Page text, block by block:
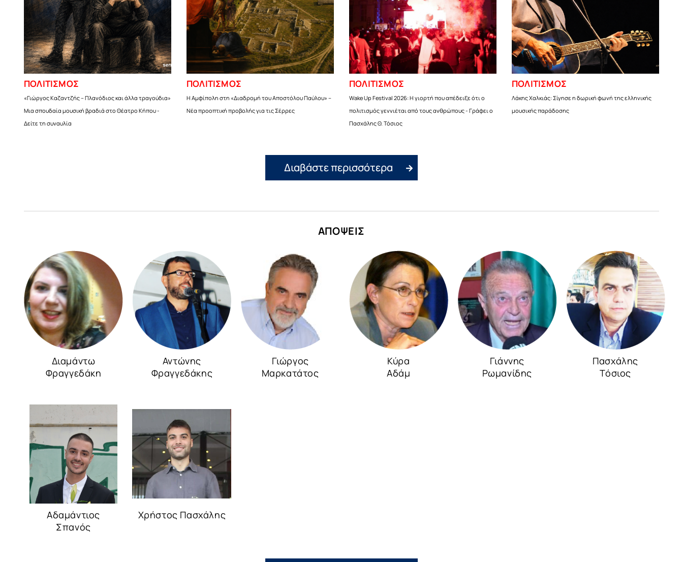
ΠΟΛΙΤΙΣΜΟΣ
«Γιώργος Καζαντζής – Πλανόδιος και άλλα τραγούδια»
Μια σπουδαία μουσική βραδιά στο Θέατρο Κήπου -
Δείτε τη συναυλία
ΠΟΛΙΤΙΣΜΟΣ
Η Αμφίπολη στη «Διαδρομή του Αποστόλου Παύλου» –
Νέα προοπτική προβολής για τις Σέρρες
ΠΟΛΙΤΙΣΜΟΣ
Wake Up Festival 2026: Η γιορτή που απέδειξε ότι ο
πολιτισμός γεννιέται από τους ανθρώπους - Γράφει ο
Πασχάλης Θ. Τόσιος
ΠΟΛΙΤΙΣΜΟΣ
Λάκης Χαλκιάς: Σίγησε η δωρική φωνή της ελληνικής
μουσικής παράδοσης
Διαβάστε περισσότερα
ΑΠΟΨΕΙΣ
Διαμάντω
Φραγγεδάκη
Αντώνης
Φραγγεδάκης
Γιώργος
Μαρκατάτος
Κύρα
Αδάμ
Γιάννης
Ρωμανίδης
Πασχάλης
Τόσιος
Αδαμάντιος
Σπανός
Χρήστος Πασχάλης